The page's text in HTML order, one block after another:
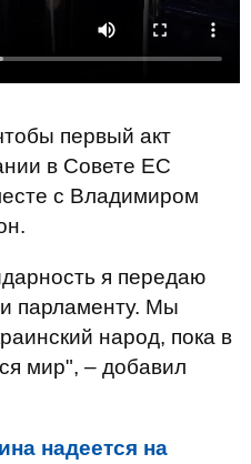
первый акт
в Совете ЕС
с Владимиром
я передаю
парламенту. Мы
народ, пока в
мир", – добавил
надеется на